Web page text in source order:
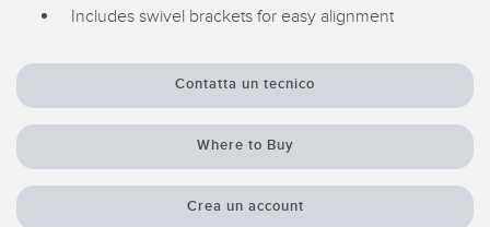
Sensori di temperatura
Sensori multiraggio e sensori a raggio ampio
Sensori di monitoraggio delle condizioni
Sensori di monitoraggio delle condizioni wireless
LINK CORRELATI
Includes swivel brackets for easy alignment
Contatta un tecnico
Where to Buy
Crea un account